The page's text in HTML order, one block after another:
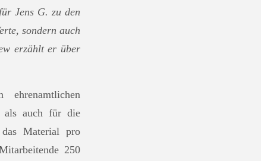
Jens G. zu den
sondern auch
erzählt er über
als auch für die
Material pro
250